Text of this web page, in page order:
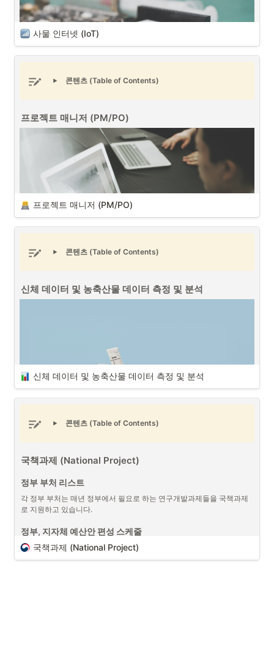
커뮤니티의 종류는 크게 B2B(기업 대 기업) 커뮤니티와 B2C(기업 대 소
비자) 커뮤니티로 구분할 수 있습니다. 프로젝트 매니저는 각 커뮤니티의
형태에 대한 특징을 이해하고 프로젝트 진행시에 프로젝트를 지원할 수
있는 커뮤니티를 구축할 때 활용할 수 있을 것입니다.
B2B 커뮤니티와 B2C 커뮤니티
사물 인터넷 (IoT) (출처 : Unsplash)
사물 인터넷 (IoT - Internet of Things)은 각종 사물에 센서와 통신 기
능을 내장하여 무선 인터넷으로 연결하는 기술이며, AI와 빅데이터, 인터
넷 기술 발달로 인해 사물 인터넷과 연관되지 않은 산업이 없을 정도로
무섭게 성장하고 있습니다.
사물 인터넷 IoT 시스템을 구축시 확인해야할 점은 다음 3가지입니다.
사물 인터넷 (IoT)
콘텐츠 (Table of Contents)
프로젝트 매니저 (PM/PO)
프로젝트 매니저 (PM/PO) (출처 : Unsplash)
가 되기 위해서는 다음과 같은 7가지 핵심 능력들이 필요합니다.
프로젝트 매니저 7가지 핵심 능력
리더쉽과 팀 관리 능력
4 커뮤니케이션 능력 명확한 의사
5 기술적 이해
6 문제 해결 및 분석 능력
7 고객 중심 사고 사용자 경험
프로젝트 매니저 (PM/PO)
콘텐츠 (Table of Contents)
신체 데이터 및 농축산물 데이터 측정 및 분석
신체 데이터 및 농축산물 데이터 측정 및 분석 (출처 :
Unsplash)
프로젝트 매니저 (PM/PO)로서 프로젝트 연결된 회계에 대한 데이터와
더불어 프로젝트에 따라 다양한 형태의 데이터를 다루게 되는 경우가 있
이해하는 것이 중요한 부분 중에 하나입니다. 그 중에서 생명체들과 연관
다. 측정 기준에 따라 데이터의 결과가 달라질 수 있기 때문입니다. 정확
한 데이터 수집과 통계 분석 (정규 분포) 활용은 매우 중요한 역량 중에
신체 데이터 및 농축산물 데이터 측정 및 분석
콘텐츠 (Table of Contents)
국책과제 (National Project)
정부 부처 리스트
각 정부 부처는 매년 정부에서 필요로 하는 연구개발과제들을 국책과제
로 지원하고 있습니다.
정부, 지자체 예산안 편성 스케줄
국책과제 (National Project)